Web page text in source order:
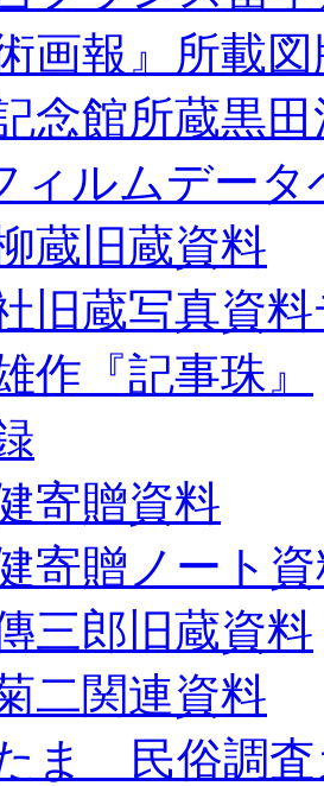
術画報』所載
念館所蔵黒
ィルムデータ
蔵旧蔵資料
旧蔵写真資
作『記事珠』
寄贈資料
寄贈ノート
三郎旧蔵資料
二関連資料
ま 民俗調査